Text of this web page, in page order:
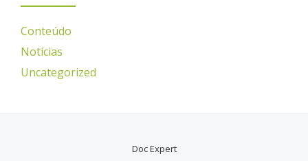
Conteúdo
Notícias
Uncategorized
Doc Expert